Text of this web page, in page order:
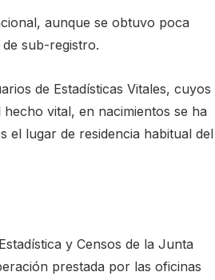
aunque se obtuvo poca
sub-registro.
de Estadísticas Vitales, cuyos
vital, en nacimientos se ha
el lugar de residencia habitual del
y Censos de la Junta
prestada por las oficinas